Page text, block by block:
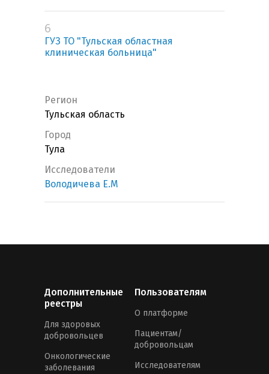
6
ГУЗ ТО "Тульская областная
клиническая больница"
Регион
Тульская область
Город
Тула
Исследователи
Володичева Е.М
Дополнительные
реестры
Для здоровых
добровольцев
Онкологические
заболевания
Пользователям
О платформе
Пациентам/
добровольцам
Исследователям